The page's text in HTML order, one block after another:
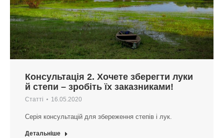
Консультація 2. Хочете зберегти луки
й степи – зробіть їх заказниками!
Статті 16.05.2020
Серія консультацій для збереження степів і лук.
Детальніше